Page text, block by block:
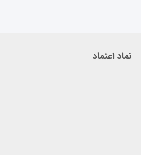
نماد اعتماد